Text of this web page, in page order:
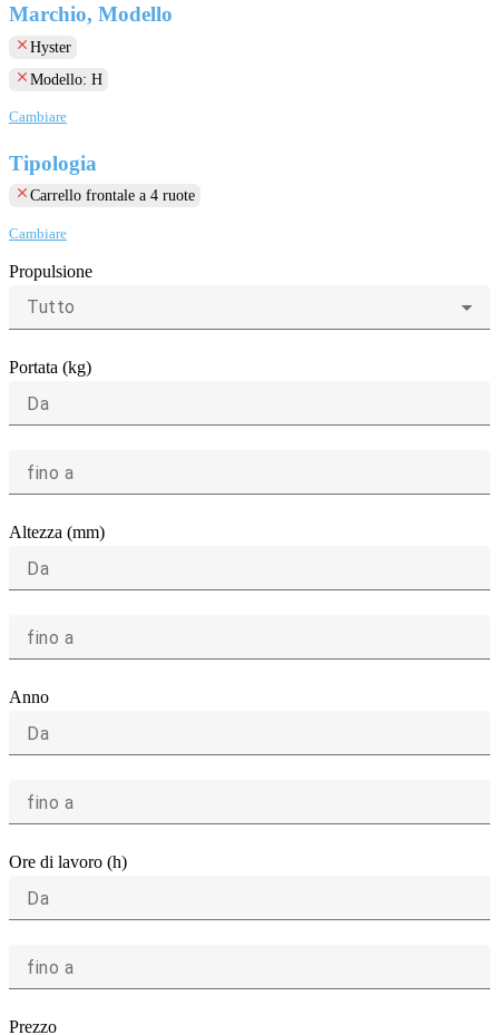
Marchio, Modello
clear Hyster
clear Modello: H
Cambiare
Tipologia
clear Carrello frontale a 4 ruote
Cambiare
Propulsione
Tutto
Portata (kg)
Da
fino a
Altezza (mm)
Da
fino a
Anno
Da
fino a
Ore di lavoro (h)
Da
fino a
Prezzo